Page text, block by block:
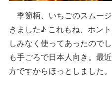
季節柄、いちごのスムー
きました♪ これもね、ホン
しみなく使ってあったので
も手ごろで日本人向き。最
方ですからほっとしました。